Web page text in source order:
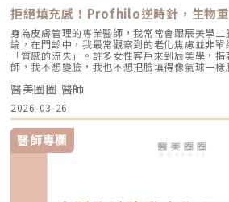
拒絕填充感！Profhilo逆時針，生物
身為皮膚管理的專業醫師，我常常會跟辰美學
論，在門診中，我最常觀察到的老化焦慮並非
「質感的流失」。許多女性客戶來到辰美學，
師，我不想變臉，我也不想把臉填得像氣球一
了、乾了，看起來很累。」這種「累感」，往往
解。過去我們習慣用玻尿酸去「填補」凹陷，或
表，但在這兩者之間，其實存在著一個關鍵的
Remodeling）。這就是為什麼我對 Profhilo
有獨鍾的原因。一、 重新定義抗老：為什麼妳
充」？在深入了解 Profhilo逆時針 之前，我們
質。肌膚的年輕度由真皮層的三大支柱決定：水
（Collagen）以及彈力蛋白（Elastin）。多數
就像建築物的「鋼筋水泥」，負責撐起皮膚的厚
做表情後能迅速回彈、維持組織張力的關鍵，其
像支撐鋼筋的「橡皮筋」，不幸的是，人體在青
醫美圈圈 醫師
2026-03-26
醫師專欄